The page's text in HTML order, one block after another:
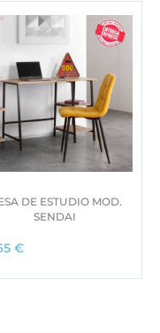
DE ESTUDIO MOD.
SENDAI
€